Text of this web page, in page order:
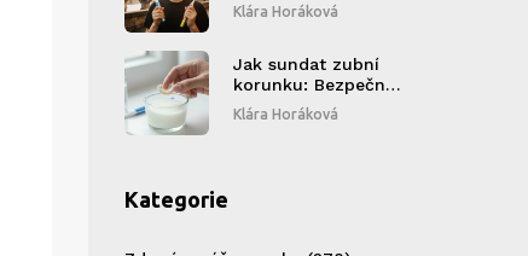
dělat
Klára Horáková
Jak sundat zubní
korunku: Bezpečné
metody a kdy se
obrátit na zubaře
Klára Horáková
Kategorie